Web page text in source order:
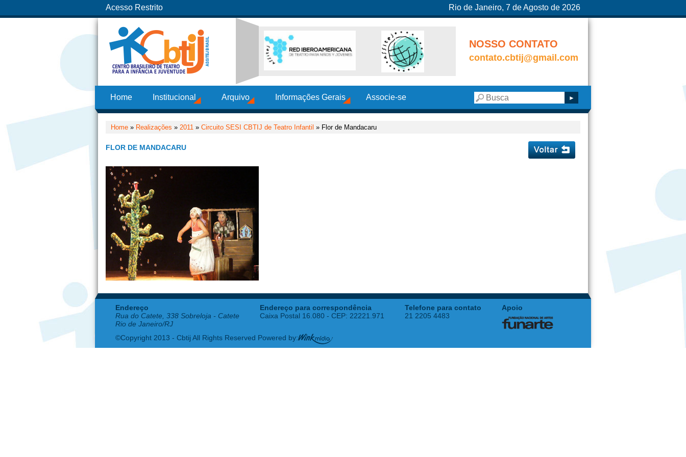
Acesso Restrito Rio de Janeiro, 7 de Agosto de 2026
NOSSO CONTATO
contato.cbtij@gmail.com
Home Institucional Arquivo Informações Gerais Associe-se
Home » Realizações » 2011 » Circuito SESI CBTIJ de Teatro Infantil » Flor de Mandacaru
FLOR DE MANDACARU
Endereço
Rua do Catete, 338 Sobreloja - Catete
Rio de Janeiro/RJ
Endereço para correspondência
Caixa Postal 16.080 - CEP: 22221.971
Telefone para contato
21 2205 4483
Apoio
©Copyright 2013 - Cbtij All Rights Reserved Powered by: